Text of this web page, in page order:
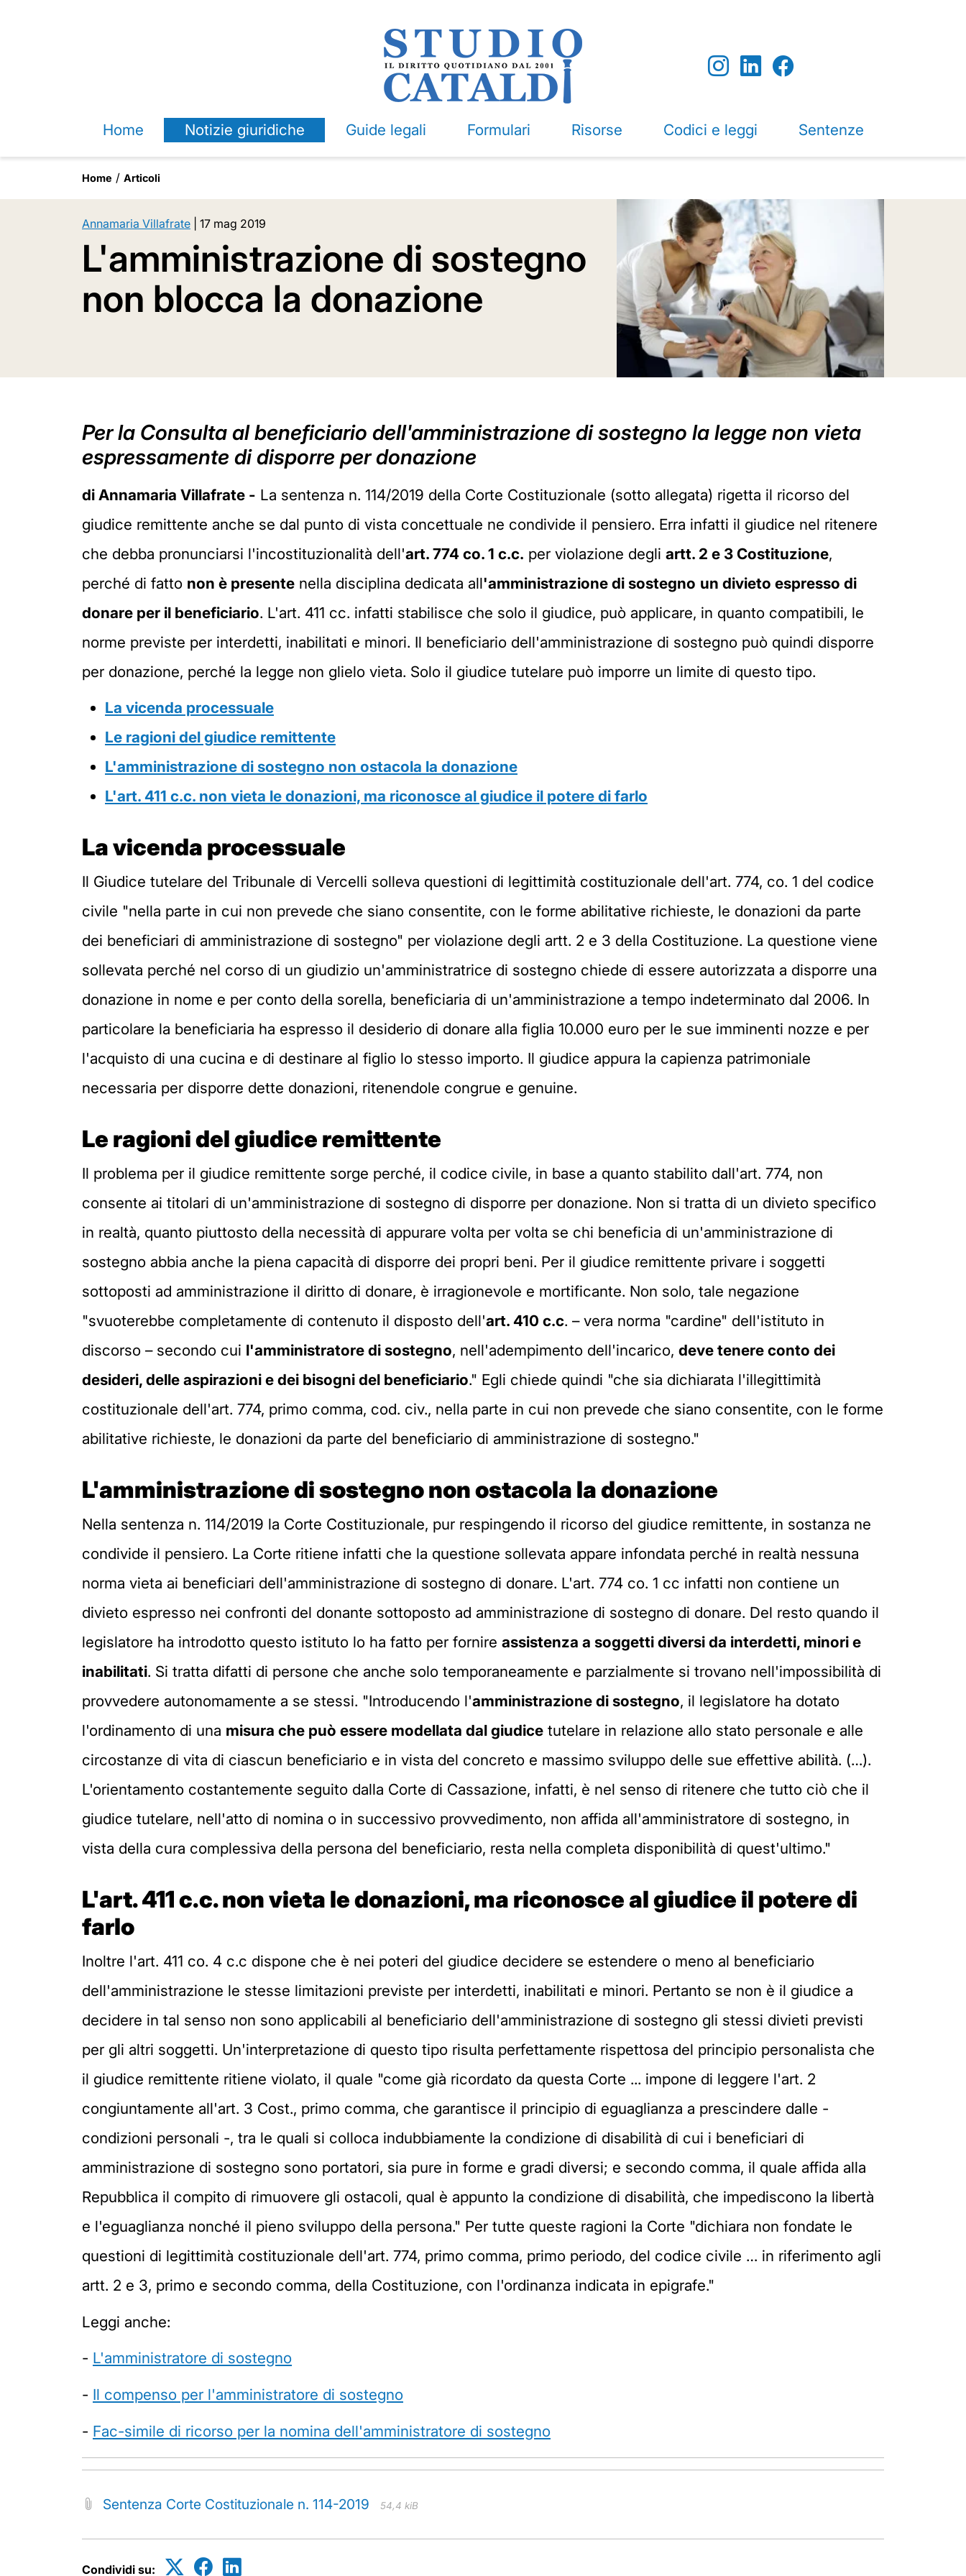
Home Notizie giuridiche Guide legali Formulari Risorse Codici e leggi Sentenze
Home Articoli
Annamaria Villafrate 17 mag 2019
L'amministrazione di sostegno
non blocca la donazione
Per la Consulta al beneficiario dell'amministrazione di sostegno la legge non vieta
espressamente di disporre per donazione
di Annamaria Villafrate - La sentenza n. 114/2019 della Corte Costituzionale (sotto allegata) rigetta il ricorso del
giudice remittente anche se dal punto di vista concettuale ne condivide il pensiero. Erra infatti il giudice nel ritenere
che debba pronunciarsi l'incostituzionalità dell'art. 774 co. 1 c.c. per violazione degli artt. 2 e 3 Costituzione,
perché di fatto non è presente nella disciplina dedicata all'amministrazione di sostegno un divieto espresso di
donare per il beneficiario. L'art. 411 cc. infatti stabilisce che solo il giudice, può applicare, in quanto compatibili, le
norme previste per interdetti, inabilitati e minori. Il beneficiario dell'amministrazione di sostegno può quindi disporre
per donazione, perché la legge non glielo vieta. Solo il giudice tutelare può imporre un limite di questo tipo.
La vicenda processuale
Le ragioni del giudice remittente
L'amministrazione di sostegno non ostacola la donazione
L'art. 411 c.c. non vieta le donazioni, ma riconosce al giudice il potere di farlo
La vicenda processuale
Il Giudice tutelare del Tribunale di Vercelli solleva questioni di legittimità costituzionale dell'art. 774, co. 1 del codice
civile "nella parte in cui non prevede che siano consentite, con le forme abilitative richieste, le donazioni da parte
dei beneficiari di amministrazione di sostegno" per violazione degli artt. 2 e 3 della Costituzione. La questione viene
sollevata perché nel corso di un giudizio un'amministratrice di sostegno chiede di essere autorizzata a disporre una
donazione in nome e per conto della sorella, beneficiaria di un'amministrazione a tempo indeterminato dal 2006. In
particolare la beneficiaria ha espresso il desiderio di donare alla figlia 10.000 euro per le sue imminenti nozze e per
l'acquisto di una cucina e di destinare al figlio lo stesso importo. Il giudice appura la capienza patrimoniale
necessaria per disporre dette donazioni, ritenendole congrue e genuine.
Le ragioni del giudice remittente
Il problema per il giudice remittente sorge perché, il codice civile, in base a quanto stabilito dall'art. 774, non
consente ai titolari di un'amministrazione di sostegno di disporre per donazione. Non si tratta di un divieto specifico
in realtà, quanto piuttosto della necessità di appurare volta per volta se chi beneficia di un'amministrazione di
sostegno abbia anche la piena capacità di disporre dei propri beni. Per il giudice remittente privare i soggetti
sottoposti ad amministrazione il diritto di donare, è irragionevole e mortificante. Non solo, tale negazione
"svuoterebbe completamente di contenuto il disposto dell'art. 410 c.c. – vera norma "cardine" dell'istituto in
discorso – secondo cui l'amministratore di sostegno, nell'adempimento dell'incarico, deve tenere conto dei
desideri, delle aspirazioni e dei bisogni del beneficiario." Egli chiede quindi "che sia dichiarata l'illegittimità
costituzionale dell'art. 774, primo comma, cod. civ., nella parte in cui non prevede che siano consentite, con le forme
abilitative richieste, le donazioni da parte del beneficiario di amministrazione di sostegno."
L'amministrazione di sostegno non ostacola la donazione
Nella sentenza n. 114/2019 la Corte Costituzionale, pur respingendo il ricorso del giudice remittente, in sostanza ne
condivide il pensiero. La Corte ritiene infatti che la questione sollevata appare infondata perché in realtà nessuna
norma vieta ai beneficiari dell'amministrazione di sostegno di donare. L'art. 774 co. 1 cc infatti non contiene un
divieto espresso nei confronti del donante sottoposto ad amministrazione di sostegno di donare. Del resto quando il
legislatore ha introdotto questo istituto lo ha fatto per fornire assistenza a soggetti diversi da interdetti, minori e
inabilitati. Si tratta difatti di persone che anche solo temporaneamente e parzialmente si trovano nell'impossibilità di
provvedere autonomamente a se stessi. "Introducendo l'amministrazione di sostegno, il legislatore ha dotato
l'ordinamento di una misura che può essere modellata dal giudice tutelare in relazione allo stato personale e alle
circostanze di vita di ciascun beneficiario e in vista del concreto e massimo sviluppo delle sue effettive abilità. (…).
L'orientamento costantemente seguito dalla Corte di Cassazione, infatti, è nel senso di ritenere che tutto ciò che il
giudice tutelare, nell'atto di nomina o in successivo provvedimento, non affida all'amministratore di sostegno, in
vista della cura complessiva della persona del beneficiario, resta nella completa disponibilità di quest'ultimo."
L'art. 411 c.c. non vieta le donazioni, ma riconosce al giudice il potere di
farlo
Inoltre l'art. 411 co. 4 c.c dispone che è nei poteri del giudice decidere se estendere o meno al beneficiario
dell'amministrazione le stesse limitazioni previste per interdetti, inabilitati e minori. Pertanto se non è il giudice a
decidere in tal senso non sono applicabili al beneficiario dell'amministrazione di sostegno gli stessi divieti previsti
per gli altri soggetti. Un'interpretazione di questo tipo risulta perfettamente rispettosa del principio personalista che
il giudice remittente ritiene violato, il quale "come già ricordato da questa Corte ... impone di leggere l'art. 2
congiuntamente all'art. 3 Cost., primo comma, che garantisce il principio di eguaglianza a prescindere dalle -
condizioni personali -, tra le quali si colloca indubbiamente la condizione di disabilità di cui i beneficiari di
amministrazione di sostegno sono portatori, sia pure in forme e gradi diversi; e secondo comma, il quale affida alla
Repubblica il compito di rimuovere gli ostacoli, qual è appunto la condizione di disabilità, che impediscono la libertà
e l'eguaglianza nonché il pieno sviluppo della persona." Per tutte queste ragioni la Corte "dichiara non fondate le
questioni di legittimità costituzionale dell'art. 774, primo comma, primo periodo, del codice civile … in riferimento agli
artt. 2 e 3, primo e secondo comma, della Costituzione, con l'ordinanza indicata in epigrafe."
Leggi anche:
- L'amministratore di sostegno
- Il compenso per l'amministratore di sostegno
- Fac-simile di ricorso per la nomina dell'amministratore di sostegno
Sentenza Corte Costituzionale n. 114-2019 54,4 kiB
Condividi su: